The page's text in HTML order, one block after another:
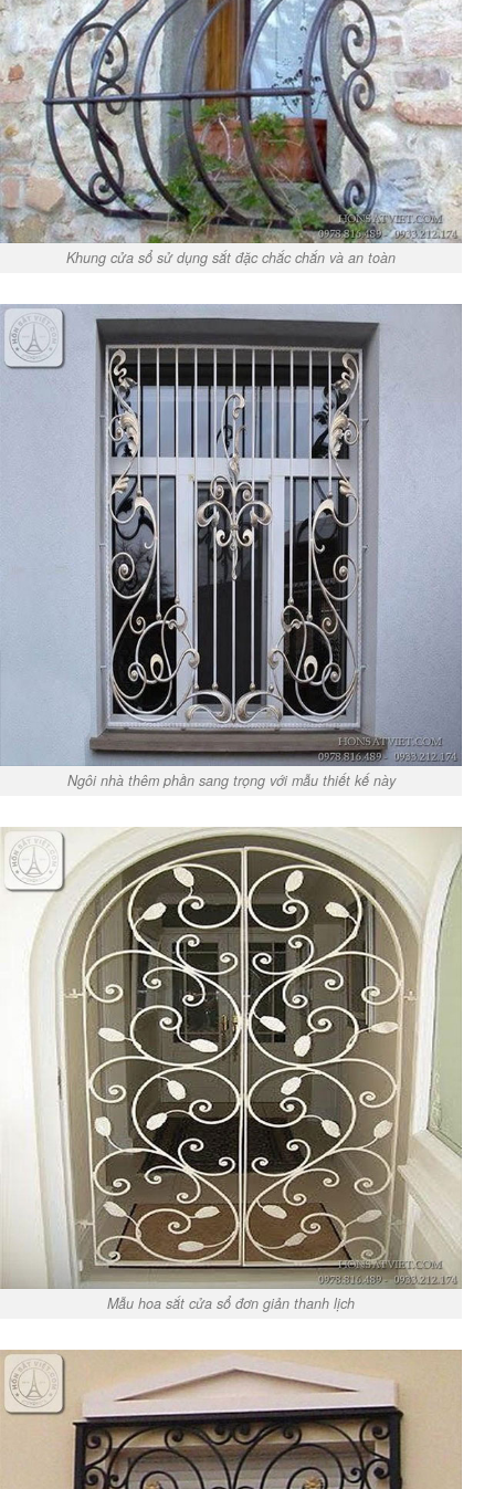
Khung cửa sổ sử dụng sắt đặc chắc chắn và an toàn
Ngôi nhà thêm phần sang trọng với mẫu thiết kế này
Mẫu hoa sắt cửa sổ đơn giản thanh lịch